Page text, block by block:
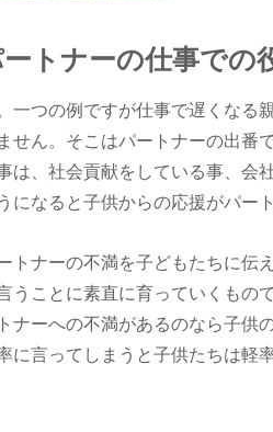
ートナーの仕事での
一つの例ですが仕事で遅くなる
せん。そこはパートナーの出番
は、社会貢献をしている事、
になると子供からの応援がパー
トナーの不満を子どもたちに伝
うことに素直に育っていくもの
ナーへの不満があるのなら子供
に言ってしまうと子供たちは軽